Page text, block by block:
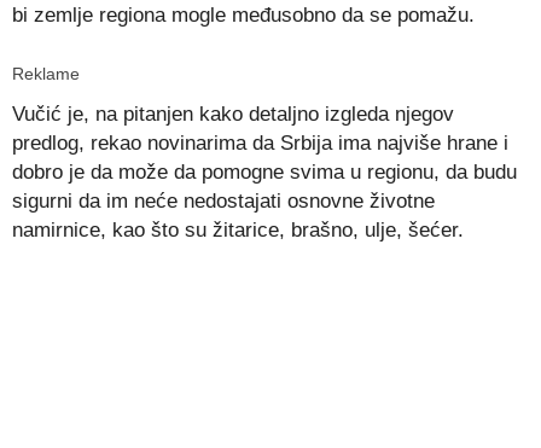
bi zemlje regiona mogle međusobno da se pomažu.
Reklame
Vučić je, na pitanjen kako detaljno izgleda njegov
predlog, rekao novinarima da Srbija ima najviše hrane i
dobro je da može da pomogne svima u regionu, da budu
sigurni da im neće nedostajati osnovne životne
namirnice, kao što su žitarice, brašno, ulje, šećer.